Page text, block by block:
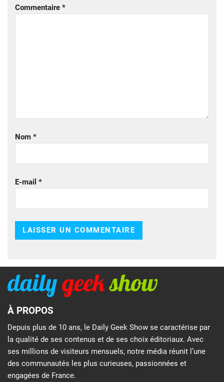
Commentaire *
Nom *
E-mail *
À PROPOS
Depuis plus de 10 ans, le Daily Geek Show se caractérise par
la qualité de ses contenus et de ses choix éditoriaux. Avec
ses millions de visiteurs mensuels, notre média réunit l’une
des communautés les plus curieuses, passionnées et
engagées de France.